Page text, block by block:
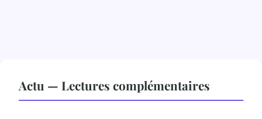
Actu — Lectures complémentaires